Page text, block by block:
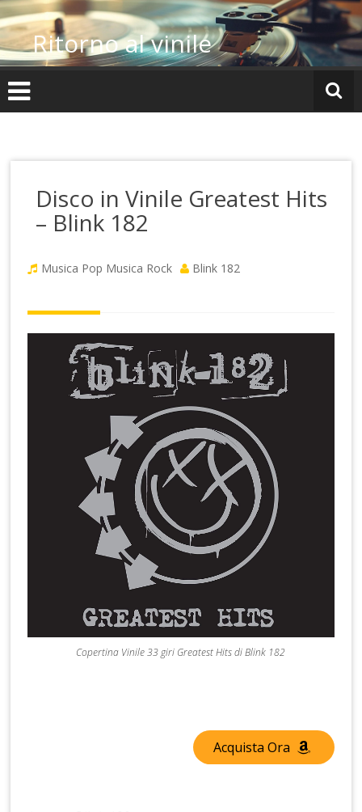
Vai
al
contenutoRitorno al vinile
Disco in Vinile Greatest Hits
– Blink 182
Musica Pop Musica Rock Blink 182
Copertina Vinile 33 giri Greatest Hits di Blink 182
Acquista Ora